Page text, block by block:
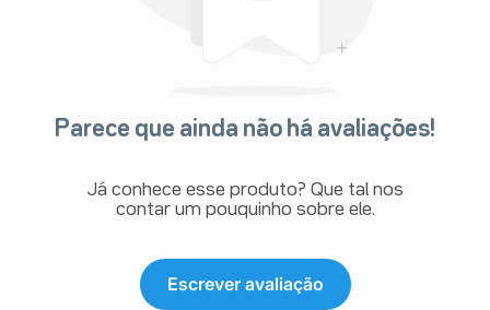
Parece que ainda não há avaliações!
Já conhece esse produto? Que tal nos
contar um pouquinho sobre ele.
Escrever avaliação